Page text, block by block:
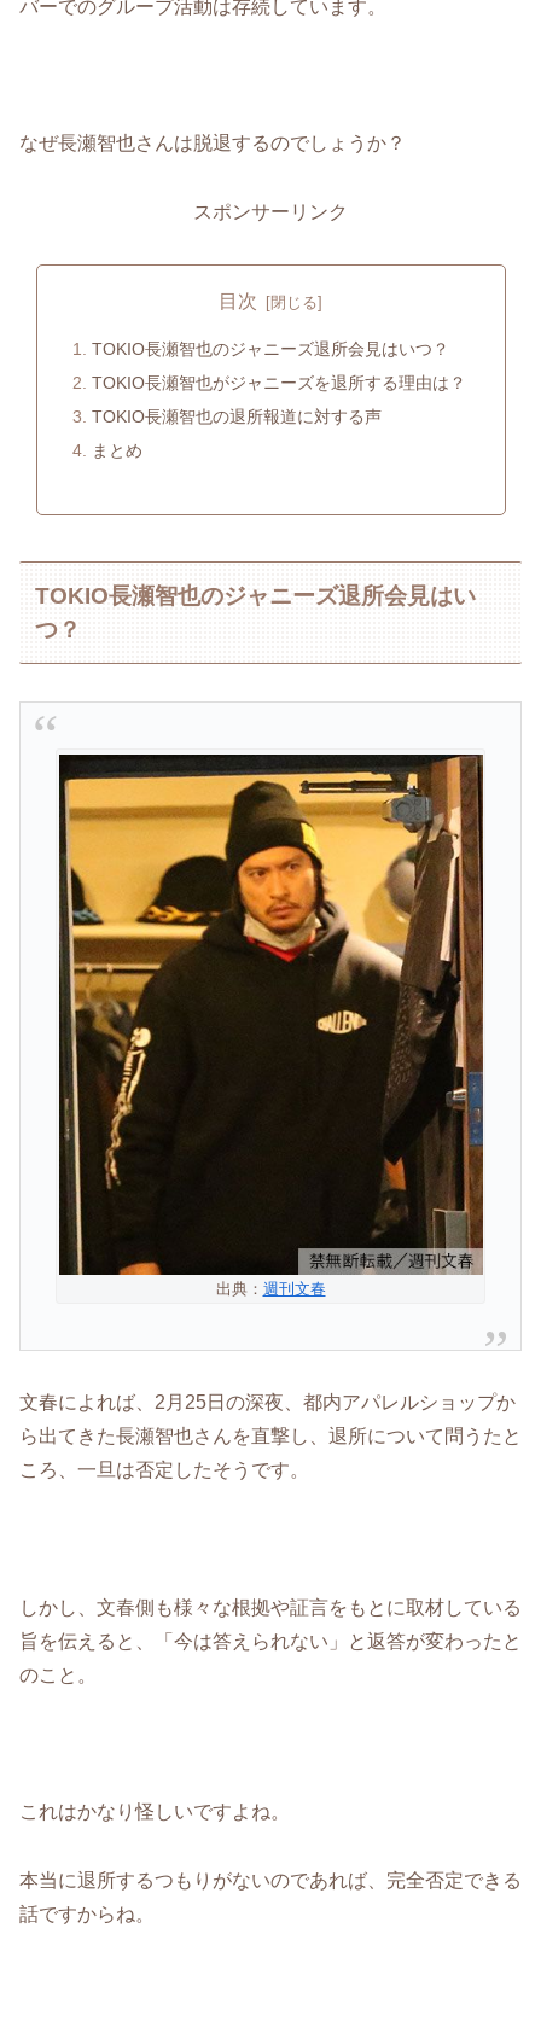
バーでのグループ活動は存続しています。
なぜ長瀬智也さんは脱退するのでしょうか？
スポンサーリンク
目次
TOKIO長瀬智也のジャニーズ退所会見はいつ？
TOKIO長瀬智也がジャニーズを退所する理由は？
TOKIO長瀬智也の退所報道に対する声
まとめ
TOKIO長瀬智也のジャニーズ退所会見はい
つ？
出典： 週刊文春
文春によれば、2月25日の深夜、都内アパレルショップか
ら出てきた長瀬智也さんを直撃し、退所について問うたと
ころ、一旦は否定したそうです。
しかし、文春側も様々な根拠や証言をもとに取材している
旨を伝えると、「今は答えられない」と返答が変わったと
のこと。
これはかなり怪しいですよね。
本当に退所するつもりがないのであれば、完全否定できる
話ですからね。